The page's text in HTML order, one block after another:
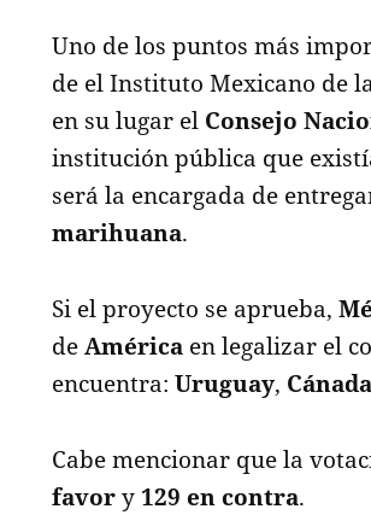
Uno de los puntos más
de el Instituto Mexicano de
en su lugar el Consejo
institución pública que
será la encargada de
marihuana.
Si el proyecto se aprueba,
deAmérica en legalizar el
encuentra:Uruguay, Cánada
Cabe mencionar que la
favory 129 en contra.